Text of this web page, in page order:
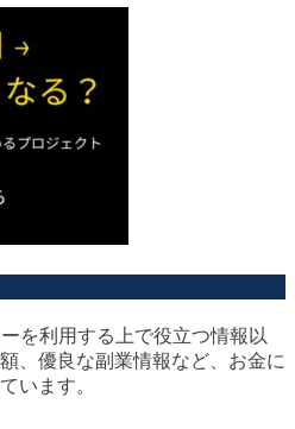
を利用する上で役立つ情報以
、優良な副業情報など、お金に
います。